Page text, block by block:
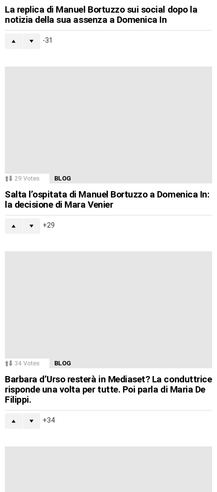
La replica di Manuel Bortuzzo sui social dopo la
notizia della sua assenza a Domenica In
-31
29 Votes BLOG
Salta l’ospitata di Manuel Bortuzzo a Domenica In:
la decisione di Mara Venier
29
34 Votes BLOG
Barbara d’Urso resterà in Mediaset? La conduttrice
risponde una volta per tutte. Poi parla di Maria De
Filippi.
34